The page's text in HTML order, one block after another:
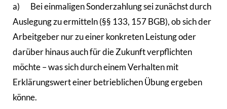
a) Bei einmaligen Sonderzahlung sei zunächst durch
Auslegung zu ermitteln (§§ 133, 157 BGB), ob sich der
Arbeitgeber nur zu einer konkreten Leistung oder
darüber hinaus auch für die Zukunft verpflichten
möchte – was sich durch einem Verhalten mit
Erklärungswert einer betrieblichen Übung ergeben
könne.